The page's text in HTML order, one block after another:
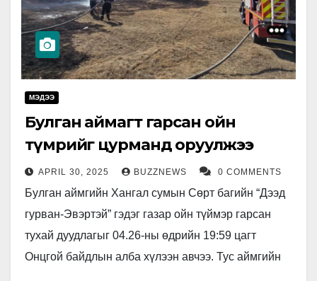
МЭДЭЭ
Булган аймагт гарсан ойн
түмрийг цурманд оруулжээ
APRIL 30, 2025 BUZZNEWS 0 COMMENTS
Булган аймгийн Хангал сумын Сөрт багийн “Дээд
гурван-Эвэртэй” гэдэг газар ойн түймэр гарсан
тухай дуудлагыг 04.26-ны өдрийн 19:59 цагт
Онцгой байдлын алба хүлээн авчээ. Тус аймгийн